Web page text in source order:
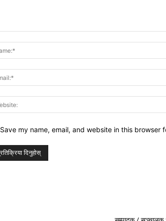
Save my name, email, and website in this browser